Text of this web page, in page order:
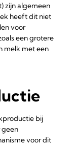
zijn algemeen
heeft dit niet
voor
een grotere
melk met een
bij
geen
voor dit